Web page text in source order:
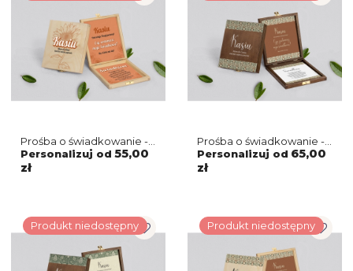
Prośba o świadkowanie -
naturalne puzzle
Sunflowers Motyw 2
Personalizuj od 55,00
zł
Prośba o świadkowanie -
brązowe puzzle Vintage
Motyw 3
Personalizuj od 65,00
zł
Produkt niedostępny Produkt niedostępny